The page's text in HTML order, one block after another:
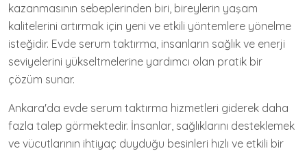
kazanmasının sebeplerinden biri, bireylerin yaşam
kalitelerini artırmak için yeni ve etkili yöntemlere yönelme
isteğidir. Evde serum taktırma, insanların sağlık ve enerji
seviyelerini yükseltmelerine yardımcı olan pratik bir
çözüm sunar.
Ankara'da evde serum taktırma hizmetleri giderek daha
fazla talep görmektedir. İnsanlar, sağlıklarını desteklemek
ve vücutlarının ihtiyaç duyduğu besinleri hızlı ve etkili bir